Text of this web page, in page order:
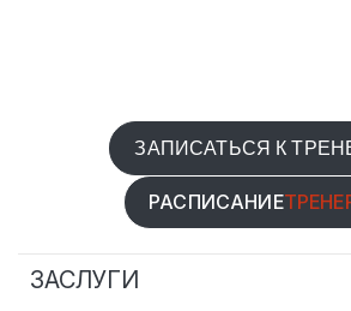
ЗАСЛУГИ
ЗАПИСАТЬСЯ К
РАСПИСАНИЕ